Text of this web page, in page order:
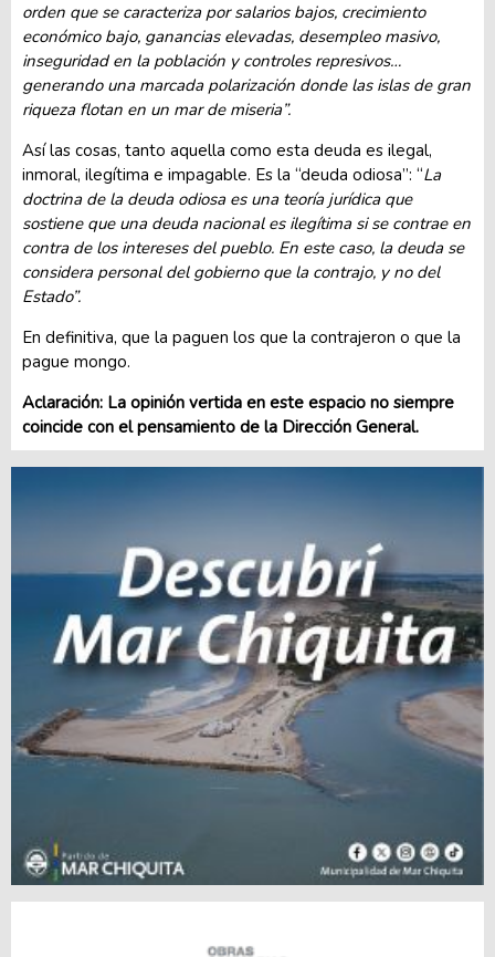
orden que se caracteriza por salarios bajos, crecimiento
económico bajo, ganancias elevadas, desempleo masivo,
inseguridad en la población y controles represivos…
generando una marcada polarización donde las islas de gran
riqueza flotan en un mar de miseria”.
Así las cosas, tanto aquella como esta deuda es ilegal,
inmoral, ilegítima e impagable. Es la “deuda odiosa”: “La
doctrina de la deuda odiosa es una teoría jurídica que
sostiene que una deuda nacional es ilegítima si se contrae en
contra de los intereses del pueblo. En este caso, la deuda se
considera personal del gobierno que la contrajo, y no del
Estado”.
En definitiva, que la paguen los que la contrajeron o que la
pague mongo.
Aclaración: La opinión vertida en este espacio no siempre
coincide con el pensamiento de la Dirección General.